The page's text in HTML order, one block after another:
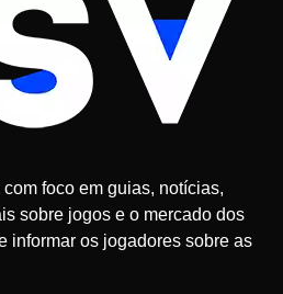
foco em guias, notícias,
sobre jogos e o mercado dos
informar os jogadores sobre as